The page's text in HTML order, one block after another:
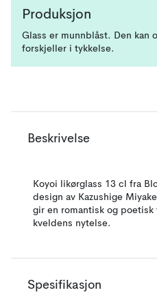
Produksjon
Glass er munnblåst. Den kan
forskjeller i tykkelse.
Beskrivelse
Koyoi likørglass 13 cl fra
design av Kazushige
gir en romantisk og
kveldens nytelse.
Spesifikasjon